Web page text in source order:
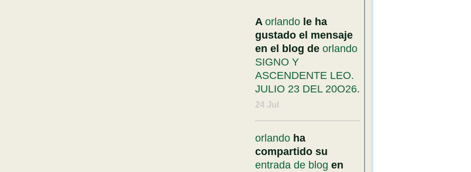
A orlando le ha
gustado el mensaje
en el blog de orlando
SIGNO Y
ASCENDENTE LEO.
JULIO 23 DEL 20O26.
24 Jul
orlando ha
compartido su
entrada de blog en